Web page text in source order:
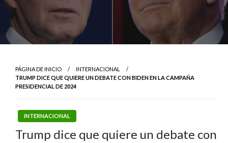
PÁGINA DE INICIO
INTERNACIONAL
TRUMP DICE QUE QUIERE UN DEBATE CON BIDEN EN LA CAMPAÑA
PRESIDENCIAL DE 2024
INTERNACIONAL
Trump dice que quiere un debate con